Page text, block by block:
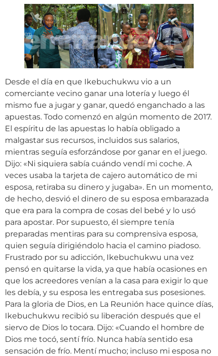
Desde el día en que Ikebuchukwu vio a un
comerciante vecino ganar una lotería y luego él
mismo fue a jugar y ganar, quedó enganchado a las
apuestas. Todo comenzó en algún momento de 2017.
El espíritu de las apuestas lo había obligado a
malgastar sus recursos, incluidos sus salarios,
mientras seguía esforzándose por ganar en el juego.
Dijo: «Ni siquiera sabía cuándo vendí mi coche. A
veces usaba la tarjeta de cajero automático de mi
esposa, retiraba su dinero y jugaba». En un momento,
de hecho, desvió el dinero de su esposa embarazada
que era para la compra de cosas del bebé y lo usó
para apostar. Por supuesto, él siempre tenía
preparadas mentiras para su comprensiva esposa,
quien seguía dirigiéndolo hacia el camino piadoso.
Frustrado por su adicción, Ikebuchukwu una vez
pensó en quitarse la vida, ya que había ocasiones en
que los acreedores venían a la casa para exigir lo que
les debía, y su esposa les entregaba sus posesiones.
Para la gloria de Dios, en La Reunión hace quince días,
Ikebuchukwu recibió su liberación después que el
siervo de Dios lo tocara. Dijo: «Cuando el hombre de
Dios me tocó, sentí frío. Nunca había sentido esa
sensación de frío. Mentí mucho; incluso mi esposa no